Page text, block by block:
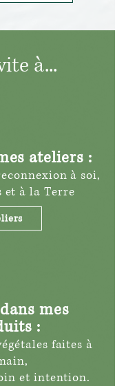
à...
ateliers :
à soi,
et à la Terre
mes
:
faites à
et intention.